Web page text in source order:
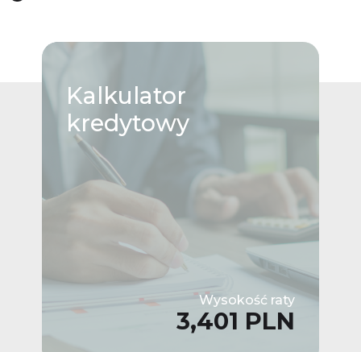
Kalkulator
kredytowy
Wysokość raty
3,401 PLN